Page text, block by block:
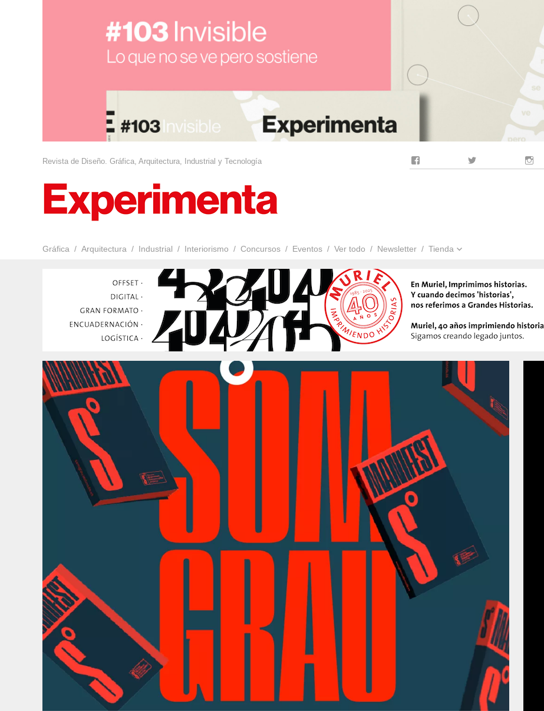
Revista de Diseño. Gráfica, Arquitectura, Industrial y Tecnología
Gráfica Arquitectura Industrial Interiorismo Concursos Eventos Ver todo Newsletter Tienda